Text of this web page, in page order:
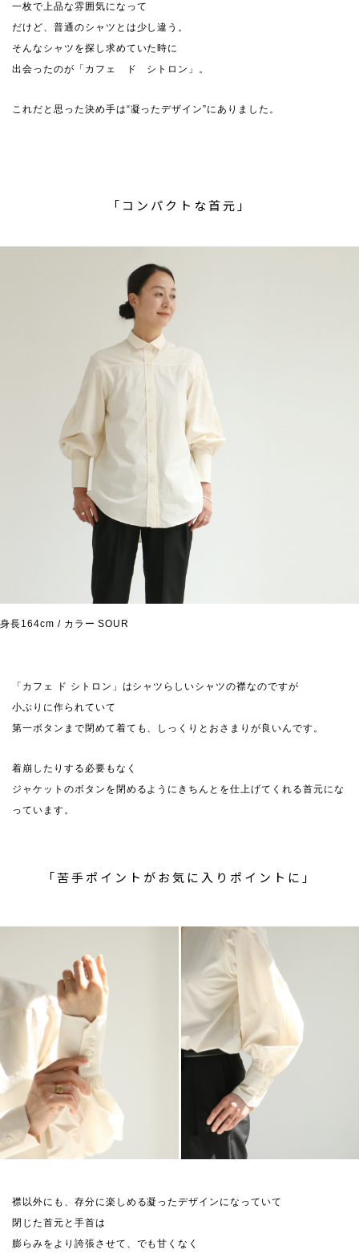
一枚で上品な雰囲気になって
だけど、普通のシャツとは少し違う。
そんなシャツを探し求めていた時に
出会ったのが「カフェ ド シトロン」。
これだと思った決め手は“凝ったデザイン”にありました。
「コンパクトな首元」
身長164cm / カラー SOUR
「カフェ ド シトロン」はシャツらしいシャツの襟なのですが
小ぶりに作られていて
第一ボタンまで閉めて着ても、しっくりとおさまりが良いんです。
着崩したりする必要もなく
ジャケットのボタンを閉めるようにきちんとを仕上げてくれる首元にな
っています。
「苦手ポイントがお気に入りポイントに」
襟以外にも、存分に楽しめる凝ったデザインになっていて
閉じた首元と手首は
膨らみをより誇張させて、でも甘くなく